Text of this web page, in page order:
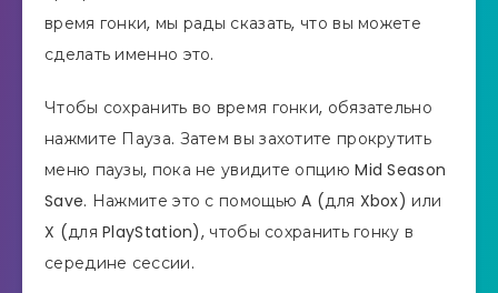
время гонки, мы рады сказать, что вы можете
сделать именно это.
Чтобы сохранить во время гонки, обязательно
нажмите Пауза. Затем вы захотите прокрутить
меню паузы, пока не увидите опцию Mid Season
Save. Нажмите это с помощью A (для Xbox) или
X (для PlayStation), чтобы сохранить гонку в
середине сессии.